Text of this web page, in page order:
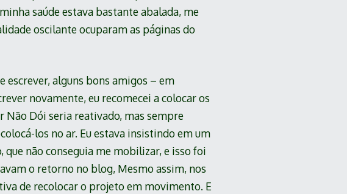
saúde estava bastante abalada, me
oscilante ocuparam as páginas do
escrever, alguns bons amigos – em
novamente, eu recomecei a colocar os
Não Dói seria reativado, mas sempre
los no ar. Eu estava insistindo em um
não conseguia me mobilizar, e isso foi
o retorno no blog, Mesmo assim, nos
de recolocar o projeto em movimento. E